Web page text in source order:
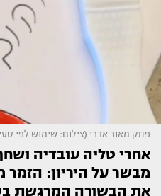
פתק מאור אדרי (צילום: שימוש לפי סעיף
אחרי טליה עובדיה
מבשר על היריון: הזמר
את הבשורה המרגשת